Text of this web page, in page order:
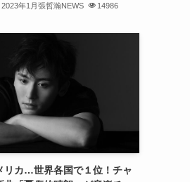
(26)
(23)
(13)
(8)
2023年1月張哲瀚NEWS 14986
リカ…世界各国で１位！チャ